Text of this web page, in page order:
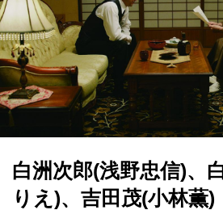
白洲次郎(浅野忠信)、
りえ)、吉田茂(小林薫)